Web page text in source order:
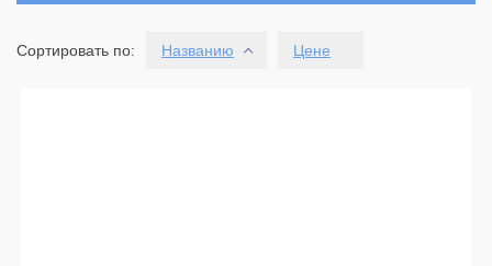
Сортировать по: Названию Цене